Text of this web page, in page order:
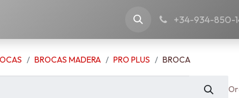
+34-934-850-
BROCAS MADERA PRO PLUS BROCA